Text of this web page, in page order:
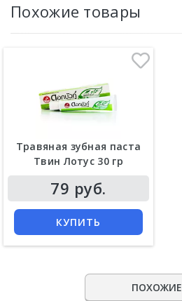
Похожие товары
Травяная зубная паста
Твин Лотус 30 гр
79 руб.
КУПИТЬ
ПОХОЖИЕ